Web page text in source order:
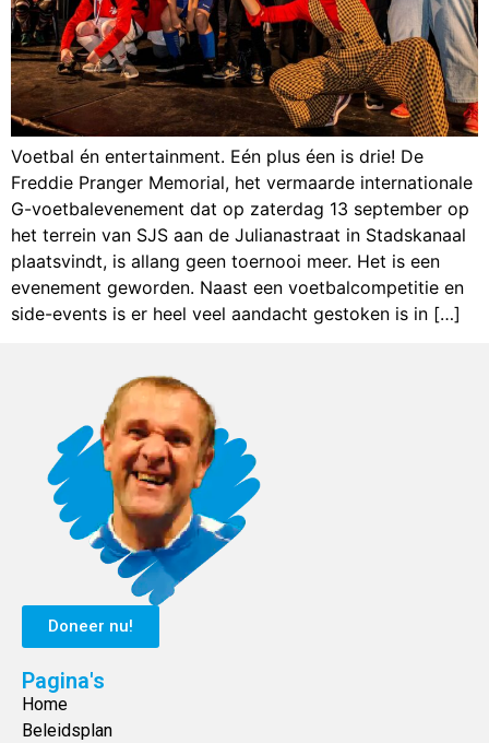
Voetbal én entertainment. Eén plus éen is drie! De
Freddie Pranger Memorial, het vermaarde internationale
G-voetbalevenement dat op zaterdag 13 september op
het terrein van SJS aan de Julianastraat in Stadskanaal
plaatsvindt, is allang geen toernooi meer. Het is een
evenement geworden. Naast een voetbalcompetitie en
side-events is er heel veel aandacht gestoken is in […]
Doneer nu!
Pagina's
Home
Beleidsplan